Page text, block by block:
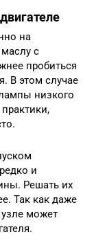
на
с
пробиться
В этом случае
низкого
и
Решать их
Так как даже
может